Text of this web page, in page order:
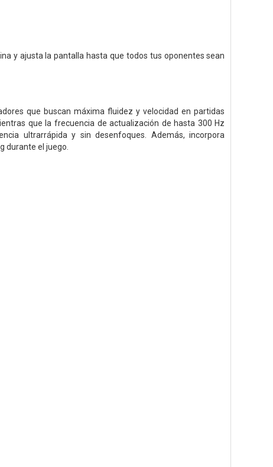
y ajusta la pantalla hasta que todos tus oponentes sean
que buscan máxima fluidez y velocidad en partidas
que la frecuencia de actualización de hasta 300 Hz
ultrarrápida y sin desenfoques. Además, incorpora
durante el juego.